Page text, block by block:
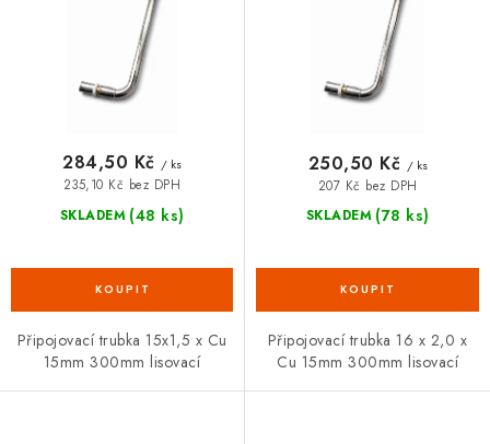
MOJE OBJEDNÁVKA
Hodnocení obchodu 🚚 Stav objednávky
Doprava a platba
Kontakt
Obchodní podmínky
SKLADEM (48 ks)
235,10 Kč bez DPH
284,50 Kč / ks
Připojovací trubka 15x1,5 x Cu
15mm 300mm lisovací
SKLADEM (78 ks)
207 Kč bez DPH
250,50 Kč / ks
Připojovací trubka 16 x 2,0 x
Cu 15mm 300mm lisovací